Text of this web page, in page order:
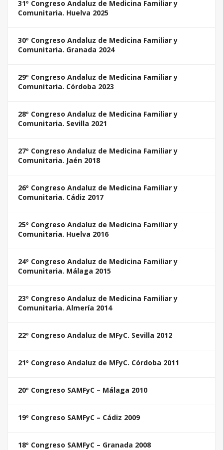
31º Congreso Andaluz de Medicina Familiar y
Comunitaria. Huelva 2025
30º Congreso Andaluz de Medicina Familiar y
Comunitaria. Granada 2024
29º Congreso Andaluz de Medicina Familiar y
Comunitaria. Córdoba 2023
28º Congreso Andaluz de Medicina Familiar y
Comunitaria. Sevilla 2021
27º Congreso Andaluz de Medicina Familiar y
Comunitaria. Jaén 2018
26º Congreso Andaluz de Medicina Familiar y
Comunitaria. Cádiz 2017
25º Congreso Andaluz de Medicina Familiar y
Comunitaria. Huelva 2016
24º Congreso Andaluz de Medicina Familiar y
Comunitaria. Málaga 2015
23º Congreso Andaluz de Medicina Familiar y
Comunitaria. Almería 2014
22º Congreso Andaluz de MFyC. Sevilla 2012
21º Congreso Andaluz de MFyC. Córdoba 2011
20º Congreso SAMFyC – Málaga 2010
19º Congreso SAMFyC – Cádiz 2009
18º Congreso SAMFyC – Granada 2008